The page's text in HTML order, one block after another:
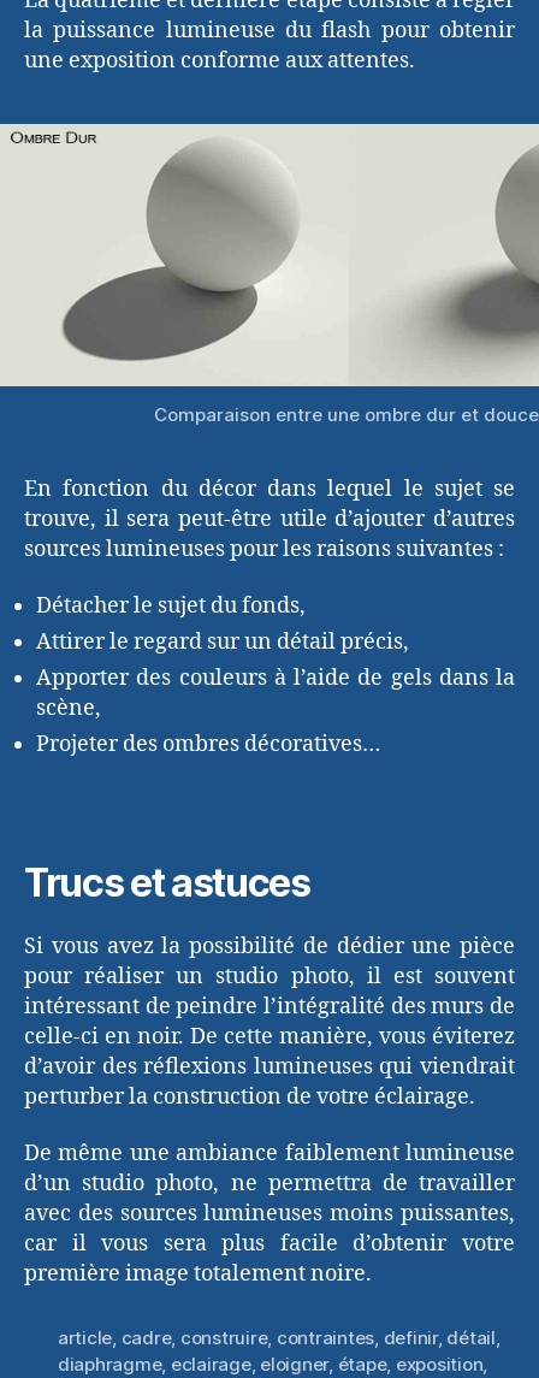
la puissance lumineuse du flash pour obtenir
une exposition conforme aux attentes.
Comparaison entre une ombre dur et
En fonction du décor dans lequel le sujet se
trouve, il sera peut-être utile d’ajouter d’autres
sources lumineuses pour les raisons suivantes :
Détacher le sujet du fonds,
Attirer le regard sur un détail précis,
Apporter des couleurs à l’aide de gels dans la
scène,
Projeter des ombres décoratives…
Trucs et astuces
Si vous avez la possibilité de dédier une pièce
pour réaliser un studio photo, il est souvent
intéressant de peindre l’intégralité des murs de
celle-ci en noir. De cette manière, vous éviterez
d’avoir des réflexions lumineuses qui viendrait
perturber la construction de votre éclairage.
De même une ambiance faiblement lumineuse
d’un studio photo, ne permettra de travailler
avec des sources lumineuses moins puissantes,
car il vous sera plus facile d’obtenir votre
première image totalement noire.
article, cadre, construire, contraintes, definir, détail,
diaphragme, eclairage, eloigner, étape, exposition,